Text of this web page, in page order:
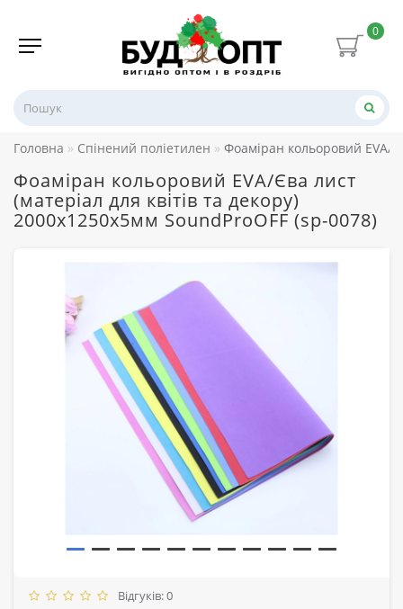
0
Головна Спінений поліетилен Фоаміран кольоровий EVA/
Фоаміран кольоровий EVA/Єва лист
(матеріал для квітів та декору)
2000x1250x5мм SoundProOFF (sp-0078)
Відгуків: 0